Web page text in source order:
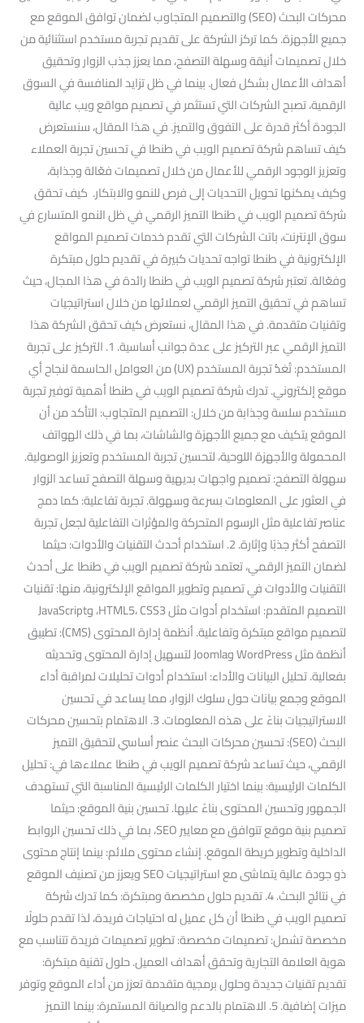
محركات البحث (SEO) والتصميم المتجاوب لضمان توافق الموقع مع
جميع الأجهزة. كما تركز الشركة على تقديم تجربة مستخدم استثنائية من
خلال تصميمات أنيقة وسهلة التصفح، مما يعزز جذب الزوار وتحقيق
أهداف الأعمال بشكل فعال. بينما في ظل تزايد المنافسة في السوق
الرقمية، تصبح الشركات التي تستثمر في تصميم مواقع ويب عالية
الجودة أكثر قدرة على التفوق والتميز. في هذا المقال، سنستعرض
كيف تساهم شركة تصميم الويب في طنطا في تحسين تجربة العملاء
وتعزيز الوجود الرقمي للأعمال من خلال تصميمات فعّالة وجذابة،
وكيف يمكنها تحويل التحديات إلى فرص للنمو والابتكار. كيف تحقق
شركة تصميم الويب في طنطا التميز الرقمي في ظل النمو المتسارع في
سوق الإنترنت، باتت الشركات التي تقدم خدمات تصميم المواقع
الإلكترونية في طنطا تواجه تحديات كبيرة في تقديم حلول مبتكرة
وفعّالة. تعتبر شركة تصميم الويب في طنطا رائدة في هذا المجال، حيث
تساهم في تحقيق التميز الرقمي لعملائها من خلال استراتيجيات
وتقنيات متقدمة. في هذا المقال، نستعرض كيف تحقق الشركة هذا
التميز الرقمي عبر التركيز على عدة جوانب أساسية. 1. التركيز على تجربة
المستخدم: تُعَدُّ تجربة المستخدم (UX) من العوامل الحاسمة لنجاح أي
موقع إلكتروني. تدرك شركة تصميم الويب في طنطا أهمية توفير تجربة
مستخدم سلسة وجذابة من خلال: التصميم المتجاوب: التأكد من أن
الموقع يتكيف مع جميع الأجهزة والشاشات، بما في ذلك الهواتف
المحمولة والأجهزة اللوحية، لتحسين تجربة المستخدم وتعزيز الوصولية.
سهولة التصفح: تصميم واجهات بديهية وسهلة التصفح تساعد الزوار
في العثور على المعلومات بسرعة وسهولة. تجربة تفاعلية: كما دمج
عناصر تفاعلية مثل الرسوم المتحركة والمؤثرات التفاعلية لجعل تجربة
التصفح أكثر جذبًا وإثارة. 2. استخدام أحدث التقنيات والأدوات: حيثما
لضمان التميز الرقمي، تعتمد شركة تصميم الويب في طنطا على أحدث
التقنيات والأدوات في تصميم وتطوير المواقع الإلكترونية، منها: تقنيات
التصميم المتقدم: استخدام أدوات مثل HTML5، CSS3، وJavaScript
لتصميم مواقع مبتكرة وتفاعلية. أنظمة إدارة المحتوى (CMS): تطبيق
أنظمة مثل WordPress وJoomla لتسهيل إدارة المحتوى وتحديثه
بفعالية. تحليل البيانات والأداء: استخدام أدوات تحليلات لمراقبة أداء
الموقع وجمع بيانات حول سلوك الزوار، مما يساعد في تحسين
الاستراتيجيات بناءً على هذه المعلومات. 3. الاهتمام بتحسين محركات
البحث (SEO): تحسين محركات البحث عنصر أساسي لتحقيق التميز
الرقمي، حيث تساعد شركة تصميم الويب في طنطا عملاءها في: تحليل
الكلمات الرئيسية: بينما اختيار الكلمات الرئيسية المناسبة التي تستهدف
الجمهور وتحسين المحتوى بناءً عليها. تحسين بنية الموقع: حيثما
تصميم بنية موقع تتوافق مع معايير SEO، بما في ذلك تحسين الروابط
الداخلية وتطوير خريطة الموقع. إنشاء محتوى ملائم: بينما إنتاج محتوى
ذو جودة عالية يتماشى مع استراتيجيات SEO ويعزز من تصنيف الموقع
في نتائج البحث. 4. تقديم حلول مخصصة ومبتكرة: كما تدرك شركة
تصميم الويب في طنطا أن كل عميل له احتياجات فريدة، لذا تقدم حلولًا
مخصصة تشمل: تصميمات مخصصة: تطوير تصميمات فريدة تتناسب مع
هوية العلامة التجارية وتحقق أهداف العميل. حلول تقنية مبتكرة:
تقديم تقنيات جديدة وحلول برمجية متقدمة تعزز من أداء الموقع وتوفر
ميزات إضافية. 5. الاهتمام بالدعم والصيانة المستمرة: بينما التميز